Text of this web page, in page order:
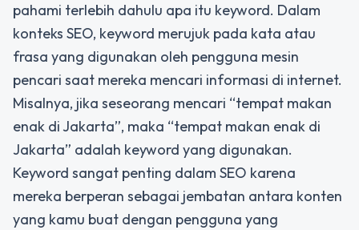
pahami terlebih dahulu apa itu keyword. Dalam
konteks SEO, keyword merujuk pada kata atau
frasa yang digunakan oleh pengguna mesin
pencari saat mereka mencari informasi di internet.
Misalnya, jika seseorang mencari “tempat makan
enak di Jakarta”, maka “tempat makan enak di
Jakarta” adalah keyword yang digunakan.
Keyword sangat penting dalam SEO karena
mereka berperan sebagai jembatan antara konten
yang kamu buat dengan pengguna yang